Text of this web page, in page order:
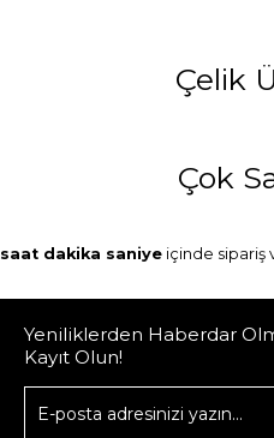
Çelik
Çok
saat dakika saniye içinde sipariş
Yeniliklerden Haberdar
Kayıt Olun!